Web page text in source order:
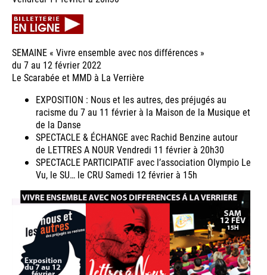
SEMAINE « Vivre ensemble avec nos différences »
du 7 au 12 février 2022
Le Scarabée et MMD à La Verrière
EXPOSITION : Nous et les autres, des préjugés au
racisme du 7 au 11 février à la Maison de la Musique et
de la Danse
SPECTACLE & ÉCHANGE avec Rachid Benzine autour
de LETTRES A NOUR Vendredi 11 février à 20h30
SPECTACLE PARTICIPATIF avec l’association Olympio Le
Vu, le SU… le CRU Samedi 12 février à 15h